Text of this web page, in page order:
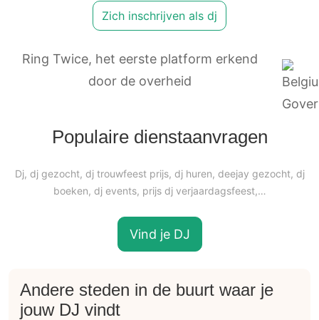
Zich inschrijven als dj
Ring Twice, het eerste platform erkend
door de overheid
Populaire dienstaanvragen
Dj, dj gezocht, dj trouwfeest prijs, dj huren, deejay gezocht, dj
boeken, dj events, prijs dj verjaardagsfeest,…
Vind je DJ
Andere steden in de buurt waar je
jouw DJ vindt